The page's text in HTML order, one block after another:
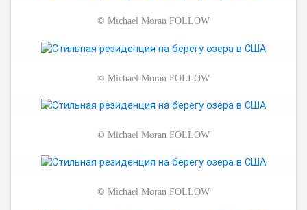
© Michael Moran FOLLOW
© Michael Moran FOLLOW
© Michael Moran FOLLOW
© Michael Moran FOLLOW